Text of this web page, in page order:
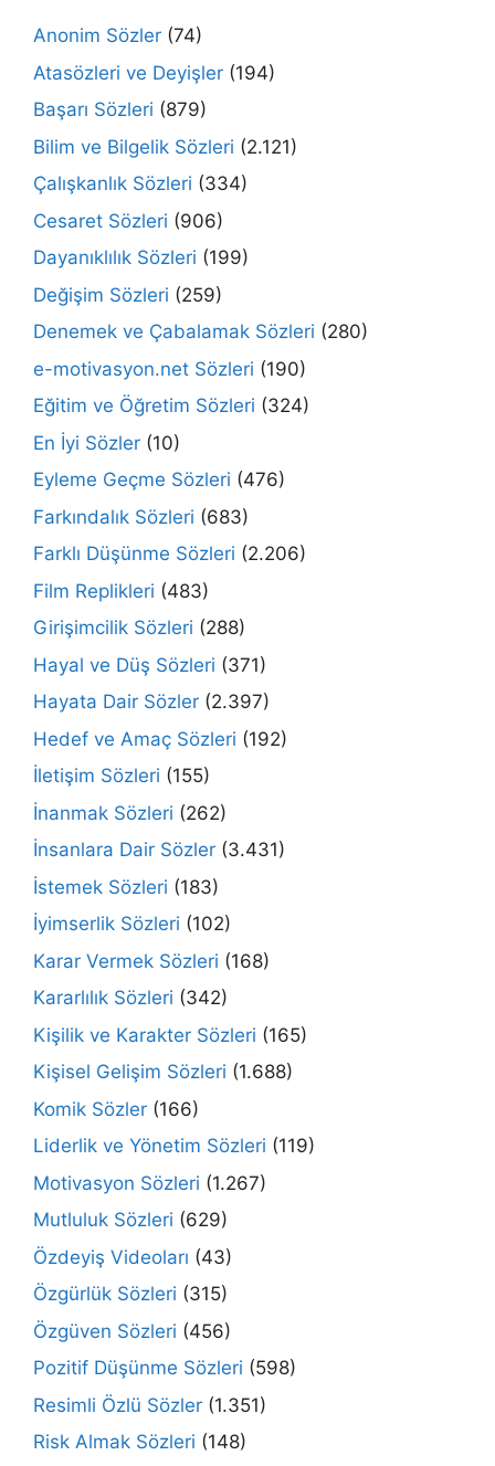
Anonim Sözler (74)
Atasözleri ve Deyişler (194)
Başarı Sözleri (879)
Bilim ve Bilgelik Sözleri (2.121)
Çalışkanlık Sözleri (334)
Cesaret Sözleri (906)
Dayanıklılık Sözleri (199)
Değişim Sözleri (259)
Denemek ve Çabalamak Sözleri (280)
e-motivasyon.net Sözleri (190)
Eğitim ve Öğretim Sözleri (324)
En İyi Sözler (10)
Eyleme Geçme Sözleri (476)
Farkındalık Sözleri (683)
Farklı Düşünme Sözleri (2.206)
Film Replikleri (483)
Girişimcilik Sözleri (288)
Hayal ve Düş Sözleri (371)
Hayata Dair Sözler (2.397)
Hedef ve Amaç Sözleri (192)
İletişim Sözleri (155)
İnanmak Sözleri (262)
İnsanlara Dair Sözler (3.431)
İstemek Sözleri (183)
İyimserlik Sözleri (102)
Karar Vermek Sözleri (168)
Kararlılık Sözleri (342)
Kişilik ve Karakter Sözleri (165)
Kişisel Gelişim Sözleri (1.688)
Komik Sözler (166)
Liderlik ve Yönetim Sözleri (119)
Motivasyon Sözleri (1.267)
Mutluluk Sözleri (629)
Özdeyiş Videoları (43)
Özgürlük Sözleri (315)
Özgüven Sözleri (456)
Pozitif Düşünme Sözleri (598)
Resimli Özlü Sözler (1.351)
Risk Almak Sözleri (148)